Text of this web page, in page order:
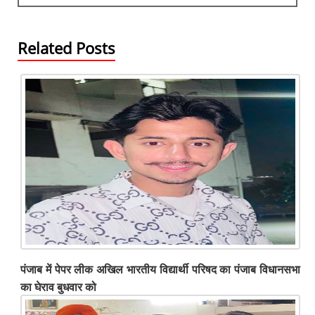
Related Posts
पंजाब में पेपर लीक अखिल भारतीय विद्यार्थी परिषद का पंजाब विधानसभा
का घेराव बुधवार को